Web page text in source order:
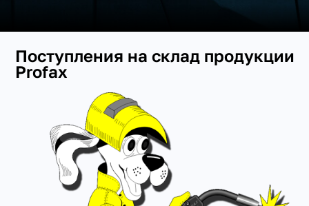
Поступления на склад продукции
Profax